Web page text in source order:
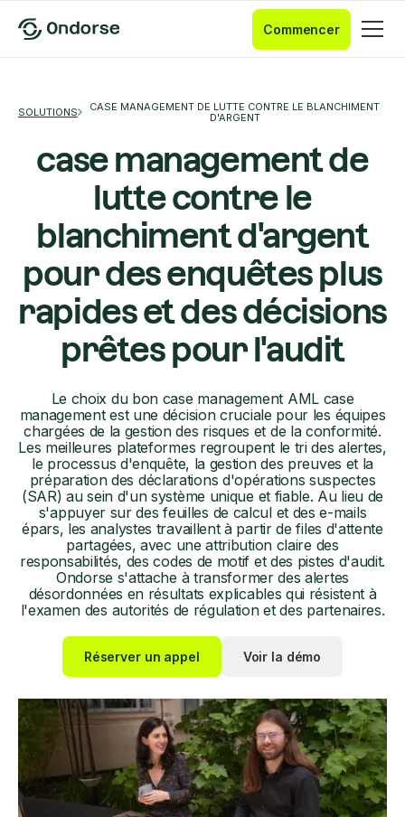
Commencer
SOLUTIONS
CASE MANAGEMENT DE LUTTE CONTRE LE BLANCHIMENT
D'ARGENT
case management de
lutte contre le
blanchiment d'argent
pour des enquêtes plus
rapides et des décisions
prêtes pour l'audit
Le choix du bon case management AML case
management est une décision cruciale pour les équipes
chargées de la gestion des risques et de la conformité.
Les meilleures plateformes regroupent le tri des alertes,
le processus d'enquête, la gestion des preuves et la
préparation des déclarations d'opérations suspectes
(SAR) au sein d'un système unique et fiable. Au lieu de
s'appuyer sur des feuilles de calcul et des e-mails
épars, les analystes travaillent à partir de files d'attente
partagées, avec une attribution claire des
responsabilités, des codes de motif et des pistes d'audit.
Ondorse s'attache à transformer des alertes
désordonnées en résultats explicables qui résistent à
l'examen des autorités de régulation et des partenaires.
Réserver un appel Voir la démo